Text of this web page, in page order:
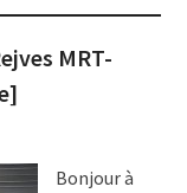
MRT-
Bonjour à